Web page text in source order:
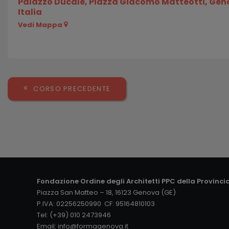
Italia
Vedi Mappa
CORSO PRECEDENTE
Fondazione Ordine degli Architetti PPC della
Piazza San Matteo – 18, 16123 Genova (GE)
P.IVA: 02256250990 CF: 95164810103
Tel: (+39) 010 2473946
Email: info@formagenova.it